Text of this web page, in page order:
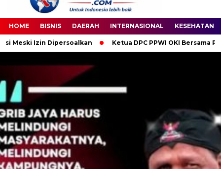
HOME BISNIS DAERAH INTERNASIONAL KESEHATAN
Ketua DPC PPWI OKI Bersama Pengurus dan